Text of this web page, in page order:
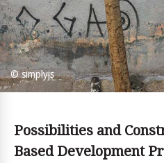
© simplyjs
Possibilities and
Based Development